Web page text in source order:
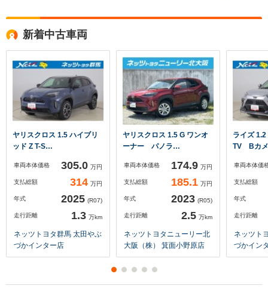
新着中古車両
ヤリスクロス 1.5 ハイブリ
ッド Z T-S…
車両本体価格 305.0 万円
支払総額 314 万円
年式 2025 (R07)
走行距離 1.3 万km
ネッツトヨタ群馬 太田やぶ
づかインター店
ヤリスクロス 1.5 G ワンオ
ーナー パノラ…
車両本体価格 174.9 万円
支払総額 185.1 万円
年式 2023 (R05)
走行距離 2.5 万km
ネッツトヨタニューリー北
大阪（株） 箕面小野原店
ライズ
TV Bカ
車両本体価
支払総額
年式
走行距離
ネッツト
づかイン